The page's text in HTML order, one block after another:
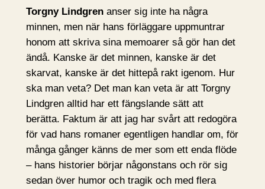
Torgny Lindgrenanser sig inte ha några
minnen, men när hans förläggare uppmuntrar
honom att skriva sina memoarer så gör han det
ändå. Kanske är det minnen, kanske är det
skarvat, kanske är det hittepå rakt igenom. Hur
ska man veta? Det man kan veta är att Torgny
Lindgren alltid har ett fängslande sätt att
berätta. Faktum är att jag har svårt att redogöra
för vad hans romaner egentligen handlar om, för
många gånger känns de mer som ett enda flöde
– hans historier börjar någonstans och rör sig
sedan över humor och tragik och med flera